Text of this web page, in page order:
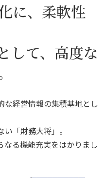
に、柔軟性
して、高度な
な経営情報の集積基地とし
「財務大将」。
る機能充実をはかりまし